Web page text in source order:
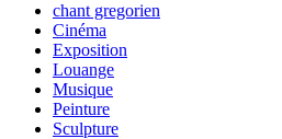
chant gregorien
Cinéma
Exposition
Louange
Musique
Peinture
Sculpture